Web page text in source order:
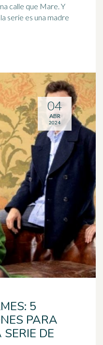
calle que Mare. Y
serie es una madre
5
PARA
DE
04
ABR
2024